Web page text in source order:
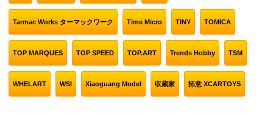
Tarmac Works ターマックワーク Time Micro TINY TOMICA
TOP MARQUES TOP SPEED TOP.ART Trends Hobby TSM
WHELART WSI Xiaoguang Model 収蔵家 拓意 XCARTOYS